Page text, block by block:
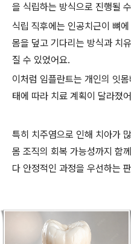
을 식립하는 방식으로 진행될
식립 직후에는 인공치근이 뼈
몸을 덮고 기다리는 방식과 치
질 수 있었어요.
이처럼 임플란트는 개인의 잇
태에 따라 치료 계획이 달라졌
특히 치주염으로 인해 치아가
몸 조직의 회복 가능성까지 함
다 안정적인 과정을 우선하는